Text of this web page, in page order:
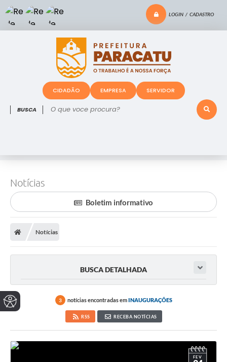
LOGIN / CADASTRO
O que voce procura?
CIDADÃO EMPRESA SERVIDOR
Notícias
Boletim informativo
Notícias
BUSCA DETALHADA
3 notícias encontradas emINAUGURAÇÕES
RSS RECEBA NOTÍCIAS
FEV